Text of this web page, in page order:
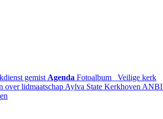
gemist Agenda Fotoalbum
Veilige kerk
over lidmaatschap Aylva State Kerkhoven ANBI